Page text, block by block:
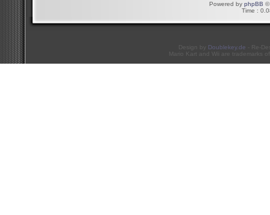
Powered by phpBB ©
Time :
Design by Doublekey.de - Re-
Mario Kart and Wii are trademarks